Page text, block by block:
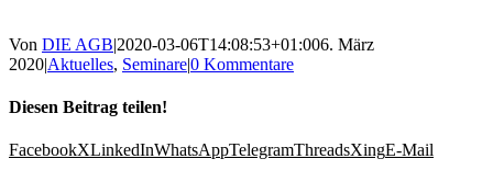
Von DIE AGB|2020-03-06T14:08:53+01:006. März
2020|Aktuelles, Seminare|0 Kommentare
Diesen Beitrag teilen!
FacebookXLinkedInWhatsAppTelegramThreadsXingE-Mail